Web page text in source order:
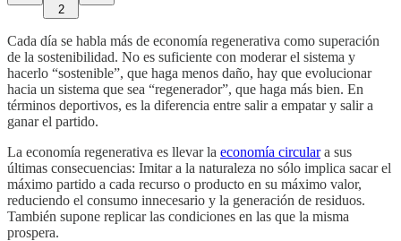
2
Cada día se habla más de economía regenerativa como superación
de la sostenibilidad. No es suficiente con moderar el sistema y
hacerlo “sostenible”, que haga menos daño, hay que evolucionar
hacia un sistema que sea “regenerador”, que haga más bien. En
términos deportivos, es la diferencia entre salir a empatar y salir a
ganar el partido.
La economía regenerativa es llevar la economía circulara sus
últimas consecuencias: Imitar a la naturaleza no sólo implica sacar el
máximo partido a cada recurso o producto en su máximo valor,
reduciendo el consumo innecesario y la generación de residuos.
También supone replicar las condiciones en las que la misma
prospera.